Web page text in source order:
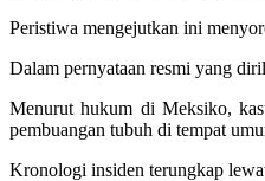
Peristiwa mengejutkan ini
Dalam pernyataan resmi yang
Menurut hukum di Meksiko,
pembuangan tubuh di tempat
Kronologi insiden terungkap